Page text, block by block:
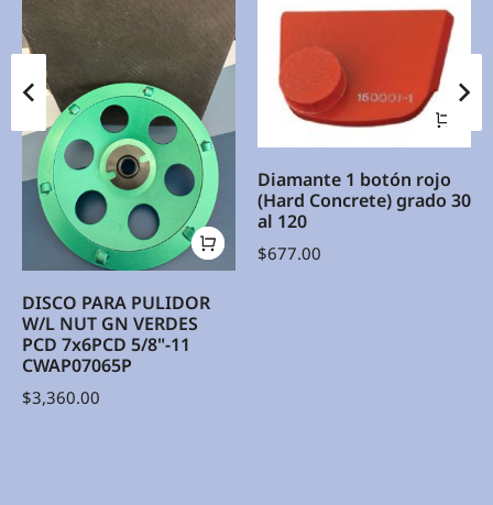
DISCO PARA PULIDOR
W/L NUT GN VERDES
PCD 7x6PCD 5/8"-11
CWAP07065P
$3,360.00
Diamante 1 botón rojo
(Hard Concrete) grado 30
al 120
$677.00